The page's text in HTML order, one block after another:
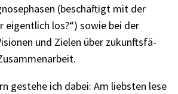
(beschäf­tigt mit der
eigent­lich los?“) sowie bei der
und Zielen über zukunfts­fä­
gestehe ich dabei: Am liebs­ten lese